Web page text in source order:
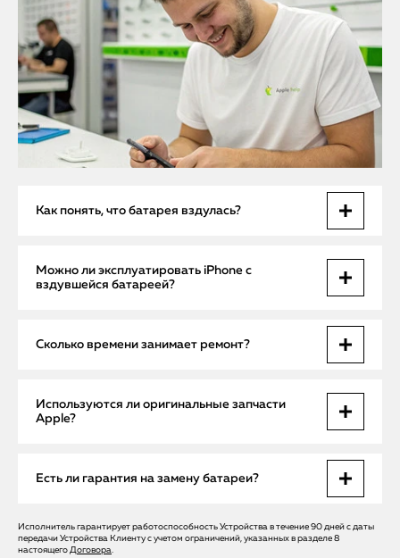
Как понять, что батарея вздулась?
Основные признаки — видимая деформация корпуса,
появление зазоров, быстрый разряд и перегрев
устройства при обычной нагрузке.
Можно ли эксплуатировать iPhone с
вздувшейся батареей?
аккумулятор может протечь или вызвать повреждение
Сколько времени занимает ремонт?
Диагностика занимает до 30 минут на выезде, а замена
батареи — обычно 1–2 часа в сервисе.
Используются ли оригинальные запчасти
Apple?
Да, мы используем только оригинальные аккумуляторы
Apple, что гарантирует надежность и безопасность.
Есть ли гарантия на замену батареи?
На все работы и детали предоставляется гарантия не
менее 6 месяцев.
Исполнитель гарантирует работоспособность Устройства в течение 90 дней с даты
передачи Устройства Клиенту с учетом ограничений, указанных в разделе 8
настоящего Договора.